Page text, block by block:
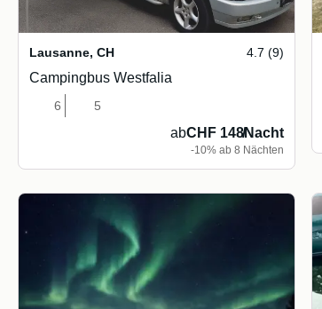
Lausanne, CH 4.7 (9)
Campingbus Westfalia
6 5
abCHF 148/Nacht
-10% ab 8 Nächten